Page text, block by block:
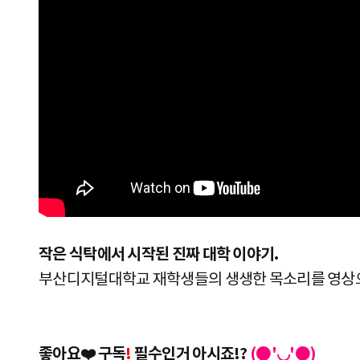
작은 식탁에서 시작된 진짜 대학 이야기.
부산디지털대학교 재학생들의 생생한 목소리를 영
좋아요❤️ 구독! 필수인거 아시죠!? (●'◡'●)